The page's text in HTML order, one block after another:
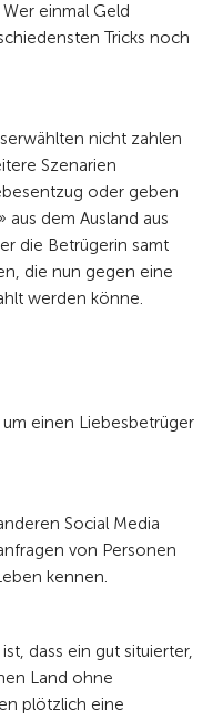
einmal Geld
Tricks noch
nicht zahlen
Szenarien
oder geben
dem Ausland aus
die Betrügerin samt
die nun gegen eine
werden könne.
einen Liebesbetrüger
Social Media
von Personen
kennen.
dass ein gut situierter,
Land ohne
plötzlich eine